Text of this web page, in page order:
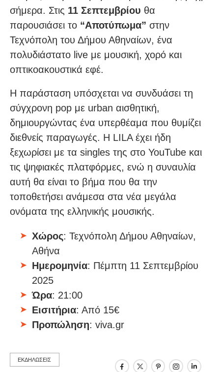
σήμερα. Στις 11 Σεπτεμβρίου θα
παρουσιάσει το “Αποτύπωμα” στην
Τεχνόπολη του Δήμου Αθηναίων, ένα
πολυδιάστατο live με μουσική, χορό και
οπτικοακουστικά εφέ.
Η παράσταση υπόσχεται να συνδυάσει τη
σύγχρονη pop με urban αισθητική,
δημιουργώντας ένα υπερθέαμα που θυμίζει
διεθνείς παραγωγές. Η LILA έχει ήδη
ξεχωρίσει με τα singles της στο YouTube και
τις ψηφιακές πλατφόρμες, ενώ η συναυλία
αυτή θα είναι το βήμα που θα την
τοποθετήσει ανάμεσα στα νέα μεγάλα
ονόματα της ελληνικής μουσικής.
Χώρος: Τεχνόπολη Δήμου Αθηναίων,
Αθήνα
Ημερομηνία: Πέμπτη 11 Σεπτεμβρίου
2025
Ώρα: 21:00
Εισιτήρια: Από 15€
Προπώληση: viva.gr
ΕΚΔΗΛΩΣΕΙΣ